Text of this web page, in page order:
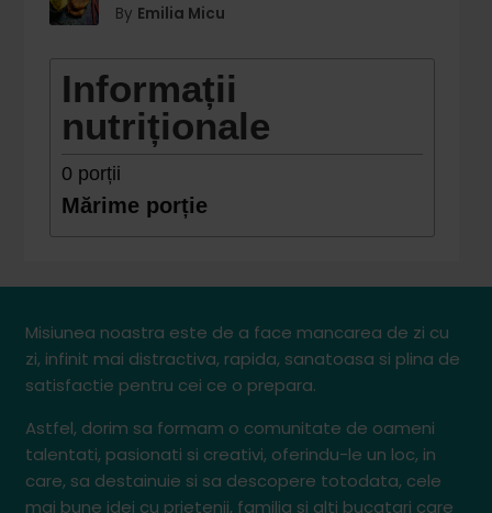
By Emilia Micu
Informații
nutriționale
0 porții
Mărime porție
Misiunea noastra este de a face mancarea de zi cu
zi, infinit mai distractiva, rapida, sanatoasa si plina de
satisfactie pentru cei ce o prepara.
Astfel, dorim sa formam o comunitate de oameni
talentati, pasionati si creativi, oferindu-le un loc, in
care, sa destainuie si sa descopere totodata, cele
mai bune idei cu prietenii, familia si alti bucatari care